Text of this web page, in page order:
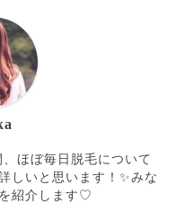
ほぼ毎日脱毛について
しいと思います！✨みな
紹介します♡